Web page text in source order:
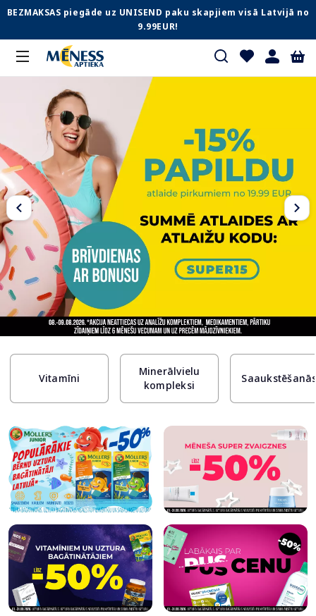
BEZMAKSAS piegāde uz UNISEND paku skapjiem visā Latvijā no
9.99EUR!
Vitamīni
Minerālvielu
kompleksi